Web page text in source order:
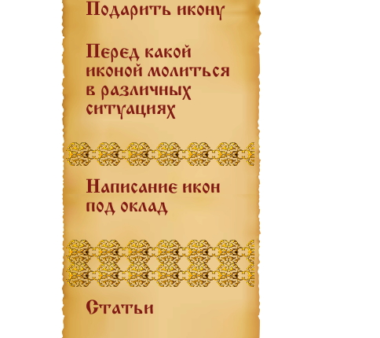
Подарить икону
Перед какой
иконой молиться
в различных
ситуациях
Написание икон
под оклад
Статьи